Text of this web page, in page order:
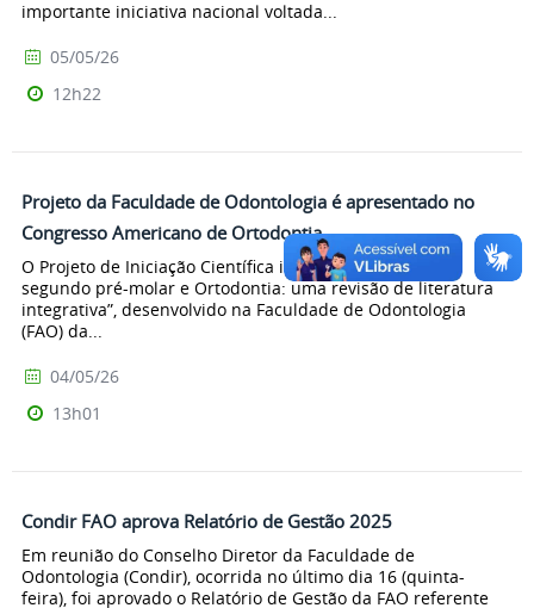
importante iniciativa nacional voltada...
05/05/26
12h22
Projeto da Faculdade de Odontologia é apresentado no
Congresso Americano de Ortodontia
O Projeto de Iniciação Científica intitulado “Agenesia
segundo pré-molar e Ortodontia: uma revisão de literatura
integrativa”, desenvolvido na Faculdade de Odontologia
(FAO) da...
04/05/26
13h01
Condir FAO aprova Relatório de Gestão 2025
Em reunião do Conselho Diretor da Faculdade de
Odontologia (Condir), ocorrida no último dia 16 (quinta-
feira), foi aprovado o Relatório de Gestão da FAO referente